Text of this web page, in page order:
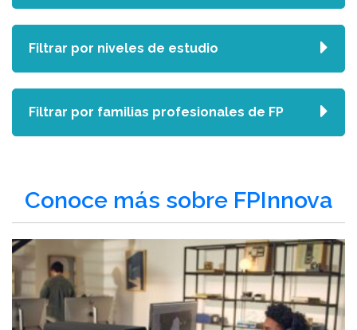
Conoce más sobre FPInnova
Filtrar por niveles de estudio
Filtrar por familias profesionales de FP